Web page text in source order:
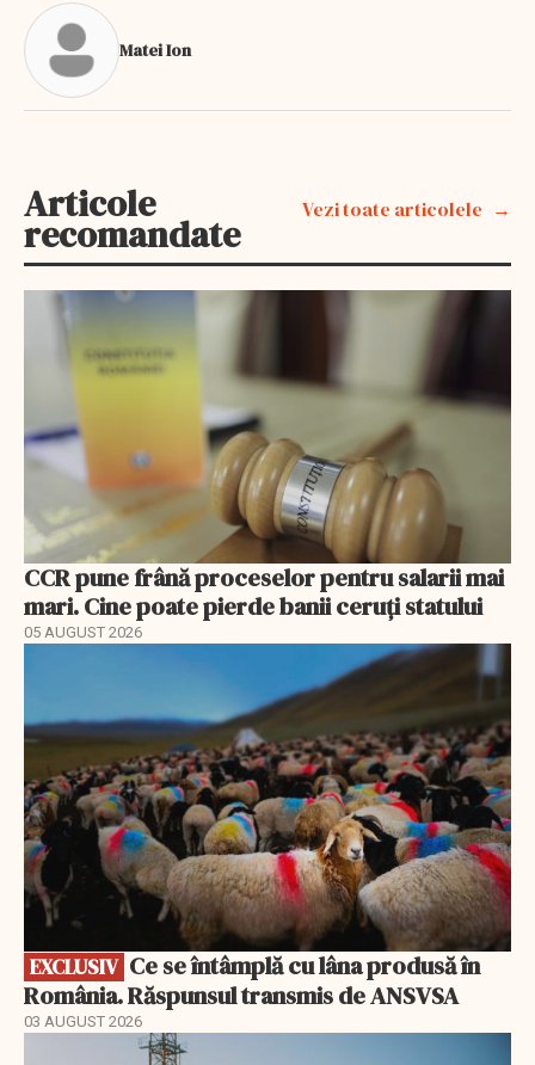
Matei Ion
Articole
recomandate
Vezi toate articolele
CCR pune frână proceselor pentru salarii mai
mari. Cine poate pierde banii ceruți statului
05 AUGUST 2026
EXCLUSIV
România. Răspunsul transmis de ANSVSA
03 AUGUST 2026